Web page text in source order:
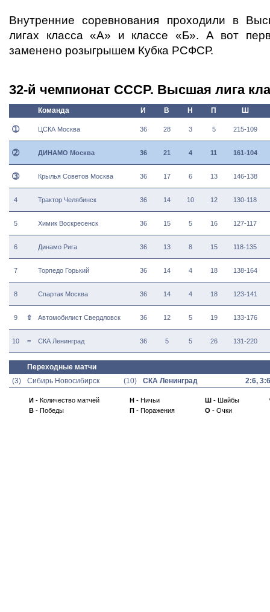
Внутренние соревнования проходили в
лигах класса «А» и классе «Б». А вот
заменено розыгрышем Кубка РСФСР.
32-й чемпионат СССР. Высшая лига
Команда И В Н П Ш
➀ ЦСКА Москва 36 28 3 5 215-109
➁ ДИНАМО Москва 36 21 4 11 161-104
➂ Крылья Советов Москва 36 17 6 13 146-138
4 Трактор Челябинск 36 14 10 12 130-118
5 Химик Воскресенск 36 15 5 16 127-117
6 Динамо Рига 36 13 8 15 118-135
7 Торпедо Горький 36 14 4 18 138-164
8 Спартак Москва 36 14 4 18 123-141
9 ⇧ Автомобилист Свердловск 36 12 5 19 133-176
10 = СКА Ленинград 36 5 5 26 131-220
Переходные матчи
(3)
Сибирь Новосибирск (10) СКА Ленинград 2:6,
И - Количество матчей
В - Победы
Н - Ничьи
П - Поражения
Ш - Шайбы
О - Очки